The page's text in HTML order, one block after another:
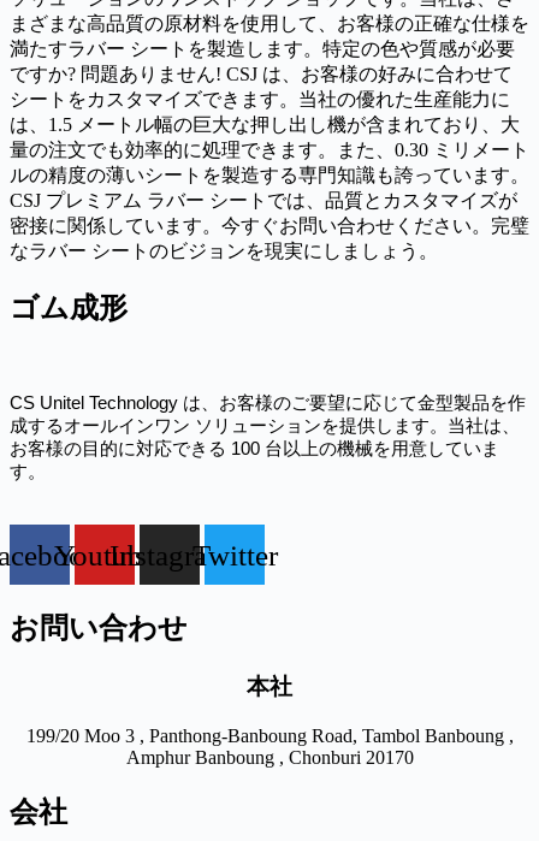
まざまな高品質の原材料を使用して、お客様の正確な仕様を
満たすラバー シートを製造します。特定の色や質感が必要
ですか? 問題ありません! CSJ は、お客様の好みに合わせて
シートをカスタマイズできます。当社の優れた生産能力に
は、1.5 メートル幅の巨大な押し出し機が含まれており、大
量の注文でも効率的に処理できます。また、0.30 ミリメート
ルの精度の薄いシートを製造する専門知識も誇っています。
CSJ プレミアム ラバー シートでは、品質とカスタマイズが
密接に関係しています。今すぐお問い合わせください。完璧
なラバー シートのビジョンを現実にしましょう。
ゴム成形
CS Unitel Technology は、お客様のご要望に応じて金型製品を作
成するオールインワン ソリューションを提供します。当社は、
お客様の目的に対応できる 100 台以上の機械を用意していま
す。
YoutubeInstagramTwitter
お問い合わせ
本社
199/20 Moo 3 , Panthong-Banboung Road, Tambol Banboung ,
Amphur Banboung , Chonburi 20170
会社